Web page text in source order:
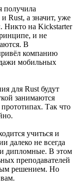
получила
Rust, а значит, уже
Никто на Kickstarter
и не
В
компанию
мобильных
для Rust будут
занимаются
Так что
учиться и
далеко не всегда
дипломные. В этом
преподавателей
решением. Но